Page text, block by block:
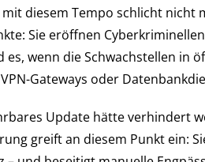
diesem Tempo schlicht nicht
Sie eröffnen
wenn die Schwachstellen in
Gateways oder
Update hätte verhindert
greift an diesem Punkt ein: